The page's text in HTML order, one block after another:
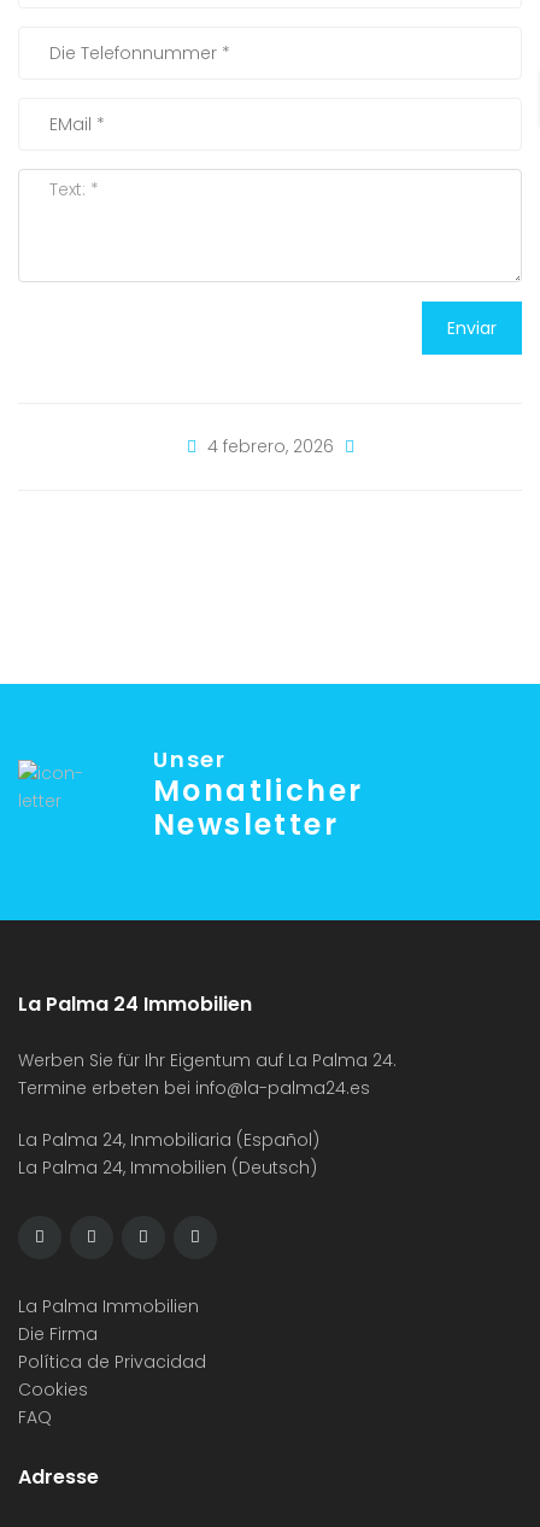
Enviar
4 febrero, 2026
Unser
Monatlicher
Newsletter
La Palma 24 Immobilien
Werben Sie für Ihr Eigentum auf La Palma 24.
Termine erbeten bei info@la-palma24.es
La Palma 24, Inmobiliaria (Español)
La Palma 24, Immobilien (Deutsch)
La Palma Immobilien
Die Firma
Política de Privacidad
Cookies
FAQ
Adresse